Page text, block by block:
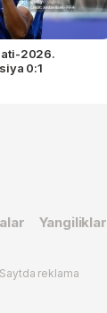
2026.
0:1
Yangiliklar
Saytda reklama